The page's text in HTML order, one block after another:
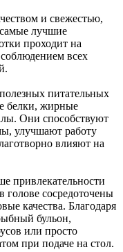
и свежестью,
лучшие
проходит на
всех
питательных
белки, жирные
Они способствуют
улучшают работу
влияют на
привлекательности
сосредоточены
качества. Благодаря
бульон,
или просто
при подаче на стол.